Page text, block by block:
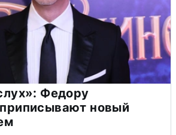
Федору
новый